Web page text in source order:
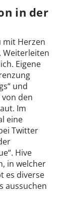
in der
mit Herzen
Weiterleiten
Eigene
und
den
Im
eine
Twitter
Hive
in welcher
es diverse
aussuchen